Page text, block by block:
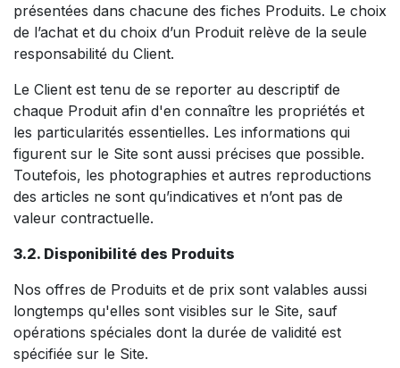
présentées dans chacune des fiches Produits. Le choix
de l’achat et du choix d’un Produit relève de la seule
responsabilité du Client.
Le Client est tenu de se reporter au descriptif de
chaque Produit afin d'en connaître les propriétés et
les particularités essentielles. Les informations qui
figurent sur le Site sont aussi précises que possible.
Toutefois, les photographies et autres reproductions
des articles ne sont qu’indicatives et n’ont pas de
valeur contractuelle.
3.2. Disponibilité des Produits
Nos offres de Produits et de prix sont valables aussi
longtemps qu'elles sont visibles sur le Site, sauf
opérations spéciales dont la durée de validité est
spécifiée sur le Site.